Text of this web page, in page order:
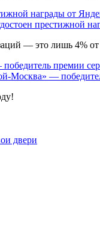
престижной
— это лишь 4%
Москва» —